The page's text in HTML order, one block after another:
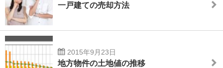
一戸建ての売却方法
2015年9月23日
地方物件の土地値の推移